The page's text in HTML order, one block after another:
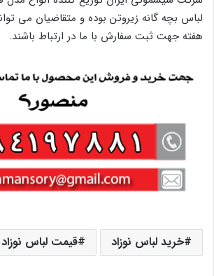
لباس بچه گانه زیروتن بوده و متقاضیان می
هفته جهت ثبت سفارش با ما در ارتباط باشند.
خرید لباس نوزاد قیمت لباس نوزاد